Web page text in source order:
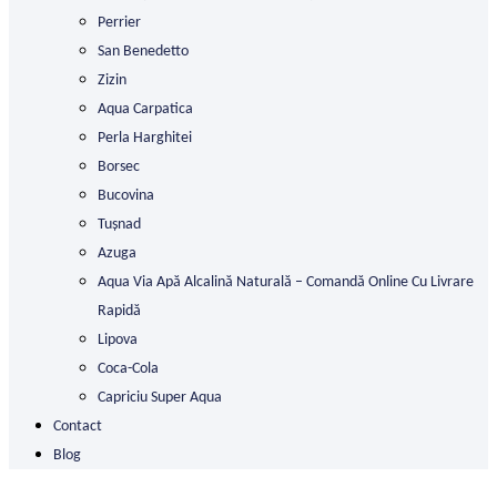
Perrier
San Benedetto
Zizin
Aqua Carpatica
Perla Harghitei
Borsec
Bucovina
Tușnad
Azuga
Aqua Via Apă Alcalină Naturală – Comandă Online Cu Livrare
Rapidă
Lipova
Coca-Cola
Capriciu Super Aqua
Contact
Blog